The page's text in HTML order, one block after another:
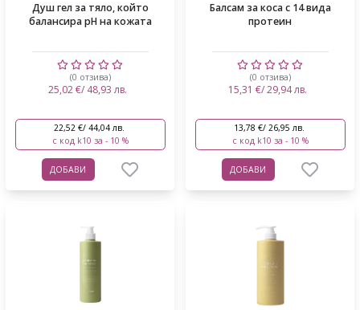
Душ гел за тяло, който
балансира pH на кожата
(0 отзива)
25,02 €/ 48,93 лв.
22,52 €/ 44,04 лв.
с код k10 за - 10 %
ДОБАВИ
Балсам за коса с 14 вида
протеин
(0 отзива)
15,31 €/ 29,94 лв.
13,78 €/ 26,95 лв.
с код k10 за - 10 %
ДОБАВИ